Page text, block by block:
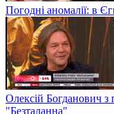
Погодні аномалії: в
Олексій Богданович
"Безталанна"